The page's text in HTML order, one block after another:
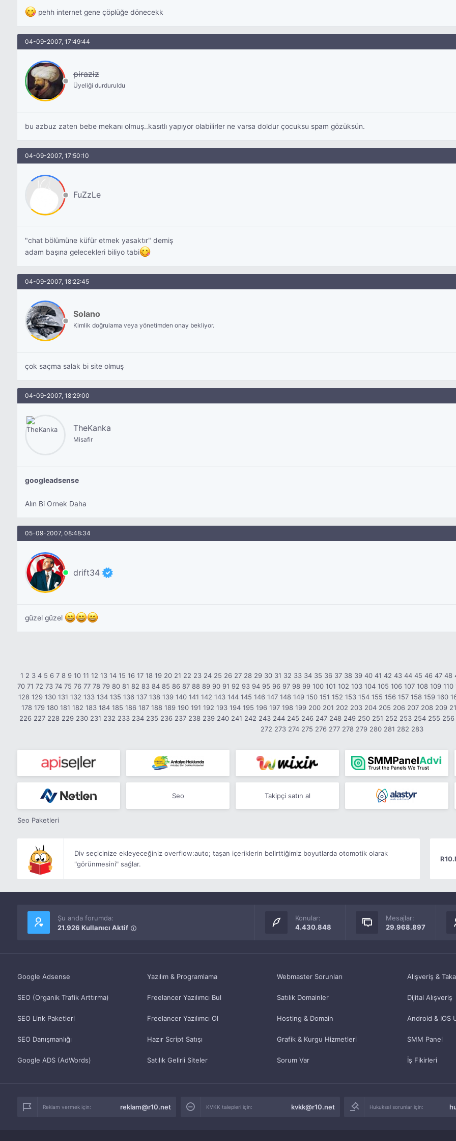
pehh internet gene çöplüğe dönecekk
04-09-2007, 17:49:44
piraziz
Üyeliği durduruldu
bu azbuz zaten bebe mekanı olmuş..kasıtlı yapıyor olabilirler ne varsa doldur çocuksu spam gözüksün.
04-09-2007, 17:50:10
FuZzLe
"chat bölümüne küfür etmek yasaktır" demiş
adam başına gelecekleri biliyo tabi
04-09-2007, 18:22:45
Solano
Kimlik doğrulama veya yönetimden onay bekliyor.
çok saçma salak bi site olmuş
04-09-2007, 18:29:00
TheKanka
Misafir
googleadsense
Alın Bi Ornek Daha
05-09-2007, 08:48:34
drift34
güzel güzel
1 2 3 4 5 6 7 8 9 10 11 12 13 14 15 16 17 18 19 20 21 22 23 24 25 26 27 28 29 30 31 32 33 34 35 36 37 38 39 40 41 42 43 44 45 46 47 48
70 71 72 73 74 75 76 77 78 79 80 81 82 83 84 85 86 87 88 89 90 91 92 93 94 95 96 97 98 99 100 101 102 103 104 105 106 107 108 109 110
128 129 130 131 132 133 134 135 136 137 138 139 140 141 142 143 144 145 146 147 148 149 150 151 152 153 154 155 156 157 158 159 160
178 179 180 181 182 183 184 185 186 187 188 189 190 191 192 193 194 195 196 197 198 199 200 201 202 203 204 205 206 207 208 209
226 227 228 229 230 231 232 233 234 235 236 237 238 239 240 241 242 243 244 245 246 247 248 249 250 251 252 253 254 255 256
272 273 274 275 276 277 278 279 280 281 282 283
Seo Takipçi satın al
Seo Paketleri
Div seçicinize ekleyeceğinizoverflow:auto;taşan içeriklerin belirttiğimiz boyutlarda otomotik olarak
"görünmesini" sağlar.
Şu anda forumda:
21.926 Kullanıcı Aktif
Konular:
4.430.848
Mesajlar:
29.968.897
Google Adsense
SEO (Organik Trafik Arttırma)
SEO Link Paketleri
SEO Danışmanlığı
Google ADS (AdWords)
Yazılım & Programlama
Freelancer Yazılımcı Bul
Freelancer Yazılımcı Ol
Hazır Script Satışı
Satılık Gelirli Siteler
Webmaster Sorunları
Satılık Domainler
Hosting & Domain
Grafik & Kurgu Hizmetleri
Sorum Var
Alışveriş &
Dijital Alışveriş
Android & IOS
SMM Panel
İş Fikirleri
Reklam vermek için: reklam@r10.net KVKK talepleri için: kvkk@r10.net Hukuksal sorunlar için: